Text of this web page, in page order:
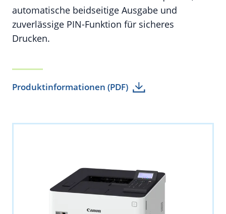
automatische beidseitige Ausgabe und
zuverlässige PIN-Funktion für sicheres
Drucken.
Produktinformationen (PDF)